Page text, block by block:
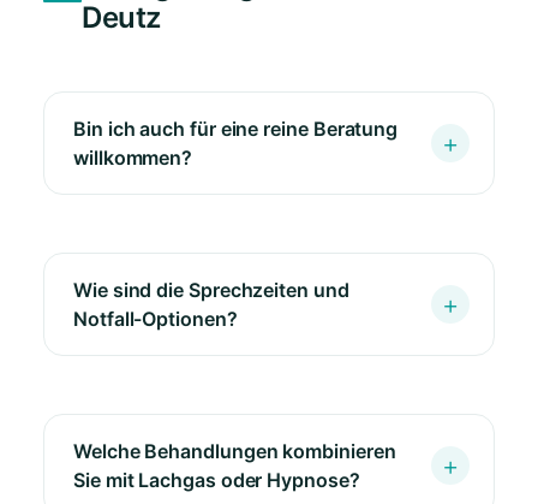
Deutz
Bin ich auch für eine reine Beratung
willkommen?
Wie sind die Sprechzeiten und
Notfall-Optionen?
Welche Behandlungen kombinieren
Sie mit Lachgas oder Hypnose?